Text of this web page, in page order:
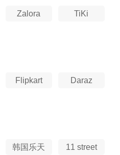
Zalora TiKi
Flipkart Daraz
韩国乐天 11 street